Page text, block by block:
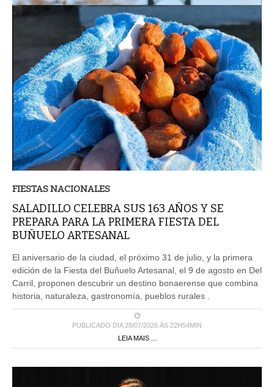
FIESTAS NACIONALES
SALADILLO CELEBRA SUS 163 AÑOS Y SE
PREPARA PARA LA PRIMERA FIESTA DEL
BUÑUELO ARTESANAL
El aniversario de la ciudad, el próximo 31 de julio, y la primera
edición de la Fiesta del Buñuelo Artesanal, el 9 de agosto en Del
Carril, proponen descubrir un destino bonaerense que combina
historia, naturaleza, gastronomía, pueblos rurales .
PUBLICADO DIA 28/07/2026 ÀS 22H54MIN
LEIA MAIS ...